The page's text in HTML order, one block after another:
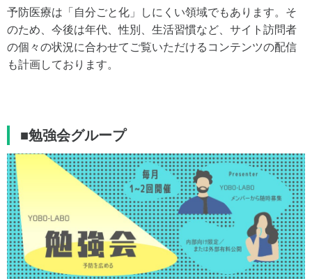
予防医療は「自分ごと化」しにくい領域でもあります。そ
のため、今後は年代、性別、生活習慣など、サイト訪問者
の個々の状況に合わせてご覧いただけるコンテンツの配信
も計画しております。
■勉強会グループ